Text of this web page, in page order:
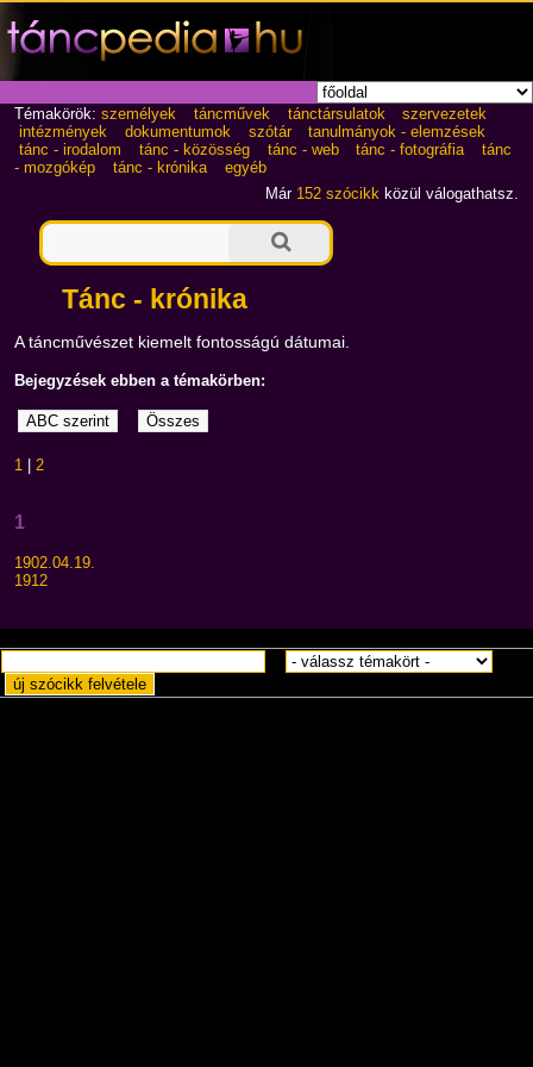
Témakörök: személyek táncművek tánctársulatok
szervezetek
intézmények
dokumentumok szótár
tanulmányok - elemzések
tánc - irodalom
tánc - közösség tánc - web tánc - fotográfia
tánc
- mozgókép
tánc - krónika
egyéb
Már 152 szócikk közül válogathatsz.
Tánc - krónika
A táncművészet kiemelt fontosságú dátumai.
Bejegyzések ebben a témakörben:
1 |2
1
1902.04.19.
1912